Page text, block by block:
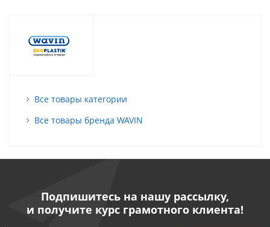
Все товары категории
Все товары бренда WAVIN
Подпишитесь на нашу рассылку,
и получите курс грамотного клиента!